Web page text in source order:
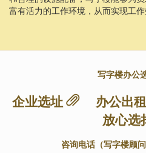
富有活力的工作环境，从而实现工作
写字楼办公
企业选址 办公出
放心选
咨询电话（写字楼顾